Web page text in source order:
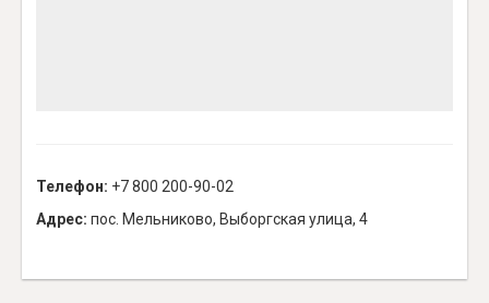
Телефон: +7 800 200-90-02
Адрес: пос. Мельниково, Выборгская улица, 4